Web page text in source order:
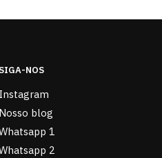
NOS
blog
1
2